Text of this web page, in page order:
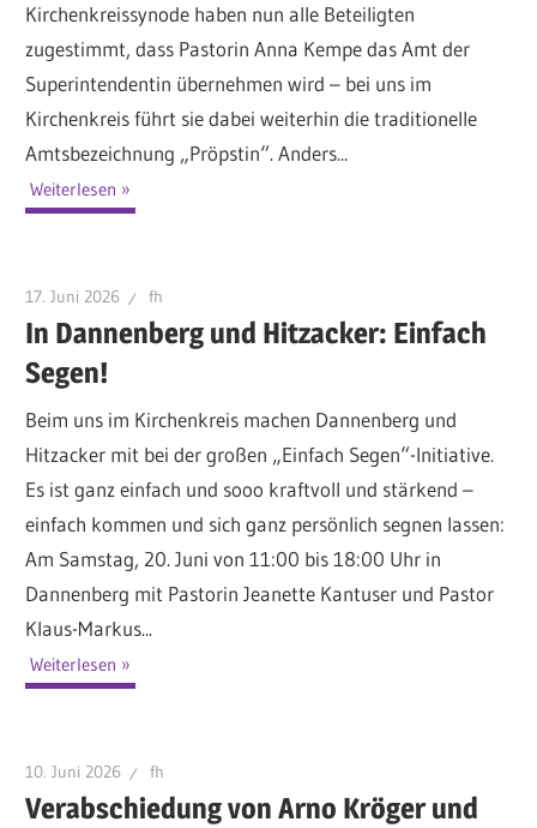
Kirchenkreissynode haben nun alle Beteiligten
zugestimmt, dass Pastorin Anna Kempe das Amt der
Superintendentin übernehmen wird – bei uns im
Kirchenkreis führt sie dabei weiterhin die traditionelle
Amtsbezeichnung „Pröpstin“. Anders...
Weiterlesen
17. Juni 2026 fh
In Dannenberg und Hitzacker: Einfach
Segen!
Beim uns im Kirchenkreis machen Dannenberg und
Hitzacker mit bei der großen „Einfach Segen“-Initiative.
Es ist ganz einfach und sooo kraftvoll und stärkend –
einfach kommen und sich ganz persönlich segnen lassen:
Am Samstag, 20. Juni von 11:00 bis 18:00 Uhr in
Dannenberg mit Pastorin Jeanette Kantuser und Pastor
Klaus-Markus...
Weiterlesen
10. Juni 2026 fh
Verabschiedung von Arno Kröger und